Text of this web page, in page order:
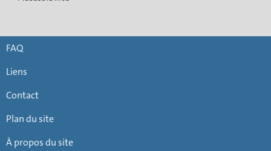
FAQ
Liens
Contact
Plan du site
À propos du site